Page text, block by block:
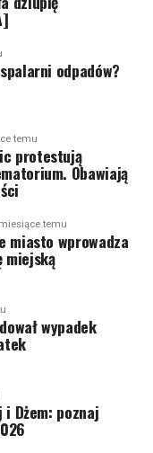
odpadów?
temu
protestują
Obawiają
temu
miasto wprowadza
miejską
wypadek
Dżem: poznaj